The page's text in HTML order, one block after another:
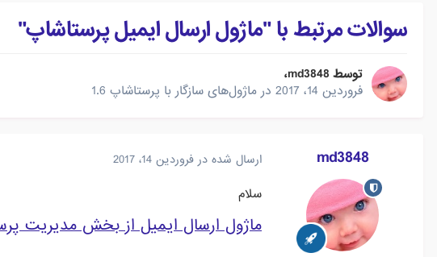
سوالات مرتبط با "ماژول ارسال ایمیل پرستاشاپ"
توسط md3848،
فروردین 14، 2017
در ماژول‌های سازگار با پرستاشاپ 1.6
md3848 ارسال شده در فروردین 14، 2017
سلام
ماژول ارسال ایمیل از بخش مدیریت